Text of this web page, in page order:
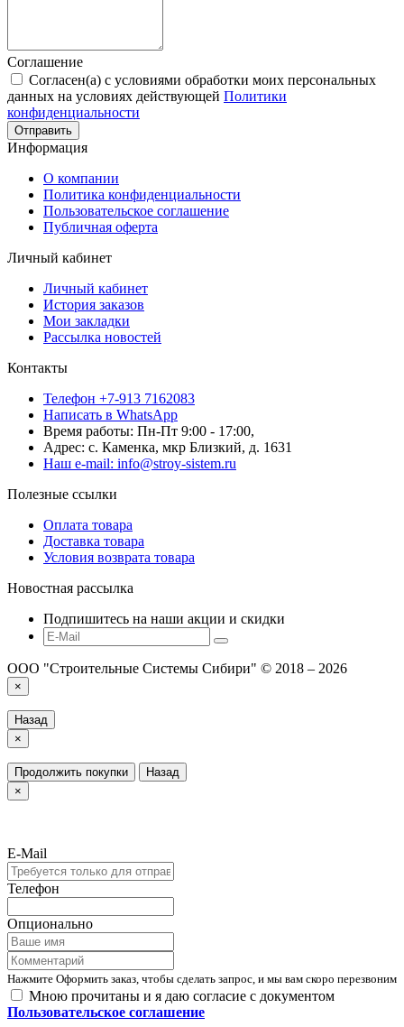
Соглашение
Согласен(а) с условиями обработки моих персональных
данных на условиях действующей Политики
конфиденциальности
Отправить
Информация
О компании
Политика конфиденциальности
Пользовательское соглашение
Публичная оферта
Личный кабинет
Личный кабинет
История заказов
Мои закладки
Рассылка новостей
Контакты
Телефон +7-913 7162083
Написать в WhatsApp
Время работы: Пн-Пт 9:00 - 17:00,
Адрес: с. Каменка, мкр Близкий, д. 1631
Наш e-mail: info@stroy-sistem.ru
Полезные ссылки
Оплата товара
Доставка товара
Условия возврата товара
Новостная рассылка
Подпишитесь на наши акции и скидки
ООО "Строительные Системы Сибири" © 2018 – 2026
×
Назад
×
Продолжить покупки
Назад
×
E-Mail
Телефон
Опционально
Нажмите Оформить заказ, чтобы сделать запрос, и мы вам скоро перезвоним
Мною прочитаны и я даю согласие с документом
Пользовательское соглашение